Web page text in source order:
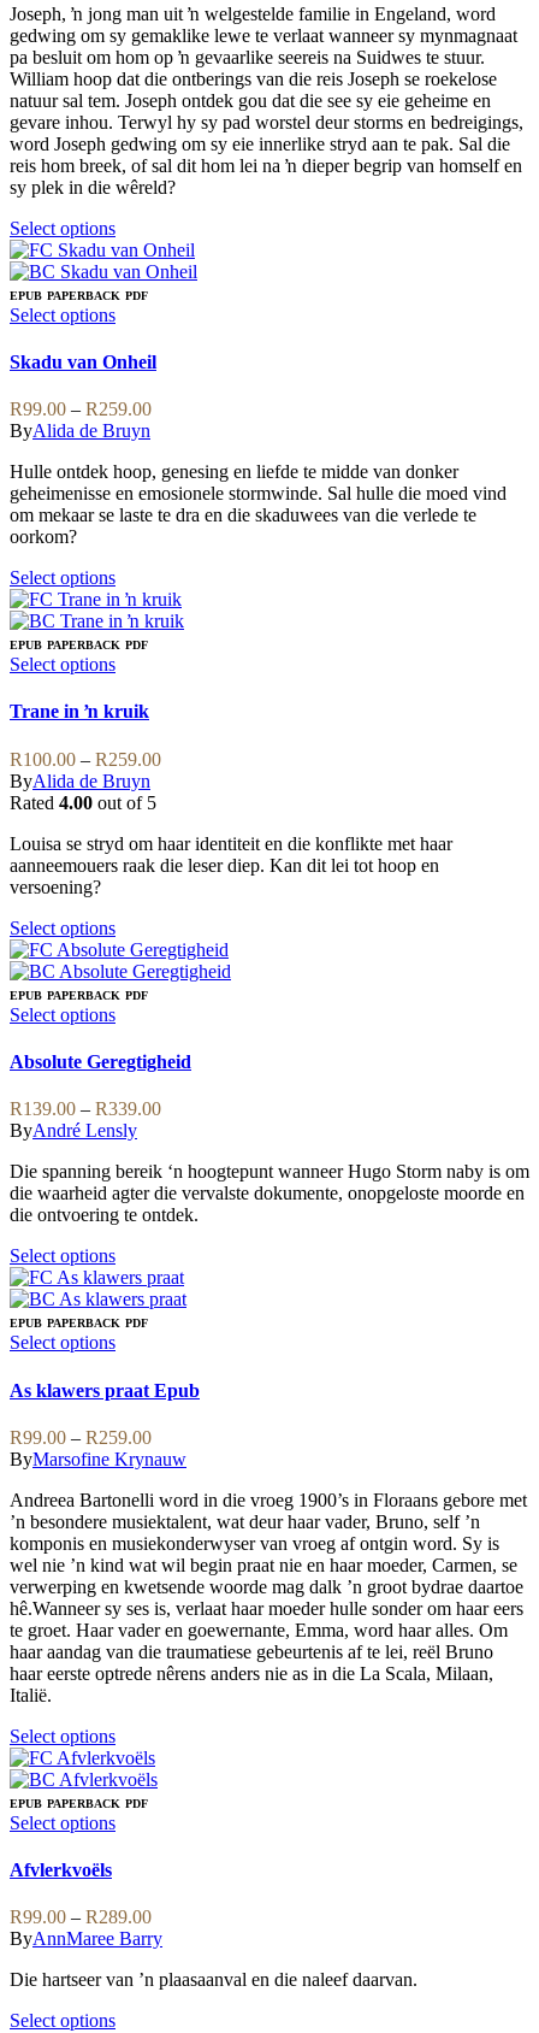
may
be
chosen
on
the
product
page
through
R189.00
Joseph, ŉ jong man uit ŉ welgestelde familie in Engeland, word
gedwing om sy gemaklike lewe te verlaat wanneer sy mynmagnaat
pa besluit om hom op ŉ gevaarlike seereis na Suidwes te stuur.
William hoop dat die ontberings van die reis Joseph se roekelose
natuur sal tem. Joseph ontdek gou dat die see sy eie geheime en
gevare inhou. Terwyl hy sy pad worstel deur storms en bedreigings,
word Joseph gedwing om sy eie innerlike stryd aan te pak. Sal die
reis hom breek, of sal dit hom lei na ŉ dieper begrip van homself en
sy plek in die wêreld?
Select optionsThis
product
has
multiple
variants.
options
be
chosen
on
the
product
page
EPUB PAPERBACK PDF
Select optionsThis
has
variants.
The
options
may
be
chosen
product
page
Skadu van Onheil
R99.00 – R259.00Price
through
R259.00
ByAlida de Bruyn
Hulle ontdek hoop, genesing en liefde te midde van donker
geheimenisse en emosionele stormwinde. Sal hulle die moed vind
om mekaar se laste te dra en die skaduwees van die verlede te
oorkom?
Select optionsThis
product
has
multiple
variants.
options
be
chosen
on
the
product
page
EPUB PAPERBACK PDF
Select optionsThis
has
variants.
The
options
may
be
chosen
product
page
Trane in ŉ kruik
R100.00 – R259.00Price
R259.00
ByAlida de Bruyn
Rated 4.00 out of 5
Louisa se stryd om haar identiteit en die konflikte met haar
aanneemouers raak die leser diep. Kan dit lei tot hoop en
versoening?
Select optionsThis
product
has
multiple
variants.
options
may
be
chosen
on
the
product
page
EPUB PAPERBACK PDF
Select optionsThis
has
multiple
variants.
The
options
may
be
chosen
on
the
product
page
Absolute Geregtigheid
R139.00 – R339.00Price
through
R339.00
ByAndré Lensly
Die spanning bereik ‘n hoogtepunt wanneer Hugo Storm naby is om
die waarheid agter die vervalste dokumente, onopgeloste moorde en
die ontvoering te ontdek.
Select optionsThis
product
has
multiple
variants.
options
may
be
chosen
on
the
product
page
EPUB PAPERBACK PDF
Select optionsThis
has
multiple
variants.
The
options
may
be
chosen
on
the
product
page
As klawers praat Epub
R99.00 – R259.00Price
range:
through
R259.00
ByMarsofine Krynauw
Andreea Bartonelli word in die vroeg 1900’s in Floraans gebore met
’n besondere musiektalent, wat deur haar vader, Bruno, self ’n
komponis en musiekonderwyser van vroeg af ontgin word. Sy is
wel nie ’n kind wat wil begin praat nie en haar moeder, Carmen, se
verwerping en kwetsende woorde mag dalk ’n groot bydrae daartoe
hê.Wanneer sy ses is, verlaat haar moeder hulle sonder om haar eers
te groet. Haar vader en goewernante, Emma, word haar alles. Om
haar aandag van die traumatiese gebeurtenis af te lei, reël Bruno
haar eerste optrede nêrens anders nie as in die La Scala, Milaan,
Italië.
Select optionsThis
product
has
multiple
variants.
be
chosen
on
the
product
page
EPUB PAPERBACK PDF
Select optionsThis
variants.
The
options
may
chosen
Afvlerkvoëls
R99.00 – R289.00Price
range:
through
ByAnnMaree Barry
Die hartseer van ’n plaasaanval en die naleef daarvan.
Select optionsThis